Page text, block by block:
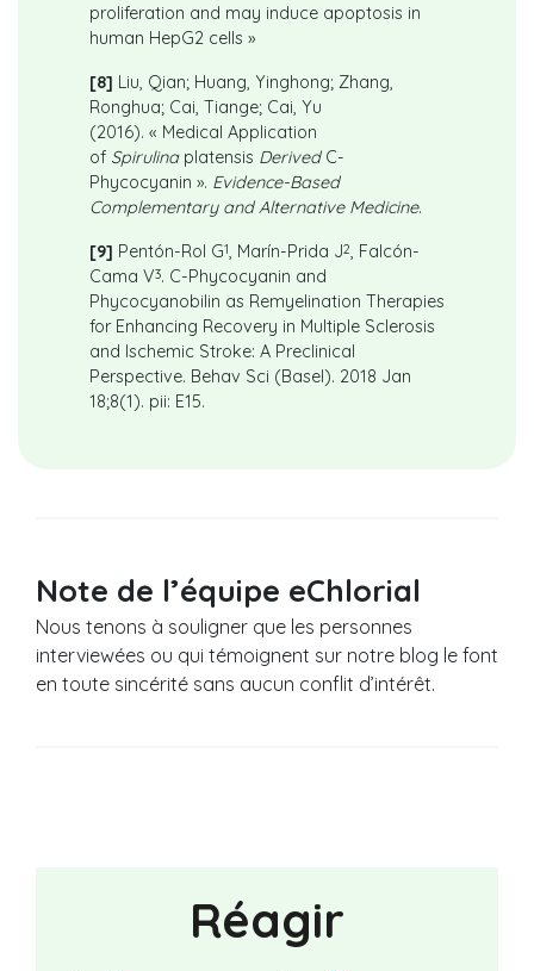
proliferation and may induce apoptosis in
human HepG2 cells »
[8] Liu, Qian; Huang, Yinghong; Zhang,
Ronghua; Cai, Tiange; Cai, Yu
(2016). « Medical Application
of Spirulinaplatensis DerivedC-
Phycocyanin ». Evidence-Based
Complementary and Alternative Medicine.
[9] Pentón-Rol G1, Marín-Prida J2, Falcón-
Cama V3. C-Phycocyanin and
Phycocyanobilin as Remyelination Therapies
for Enhancing Recovery in Multiple Sclerosis
and Ischemic Stroke: A Preclinical
Perspective. Behav Sci (Basel). 2018 Jan
18;8(1). pii: E15.
Note de l’équipe eChlorial
Nous tenons à souligner que les personnes
interviewées ou qui témoignent sur notre blog le font
en toute sincérité sans aucun conflit d’intérêt.
Réagir